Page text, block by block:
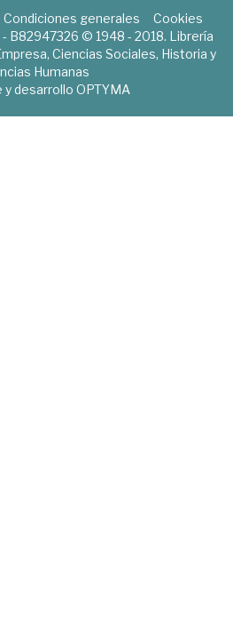
Condiciones generales
Cookies
B82947326 © 1948 - 2018. Librería
Ciencias Sociales, Historia y
Humanas
y desarrollo OPTYMA